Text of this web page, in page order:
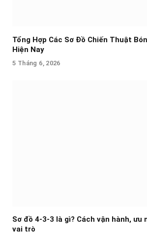
Tổng Hợp Các Sơ Đồ Chiến Thuật
Hiện Nay
5 Tháng 6, 2026
Sơ đồ 4-3-3 là gì? Cách vận hành, ưu
vai trò